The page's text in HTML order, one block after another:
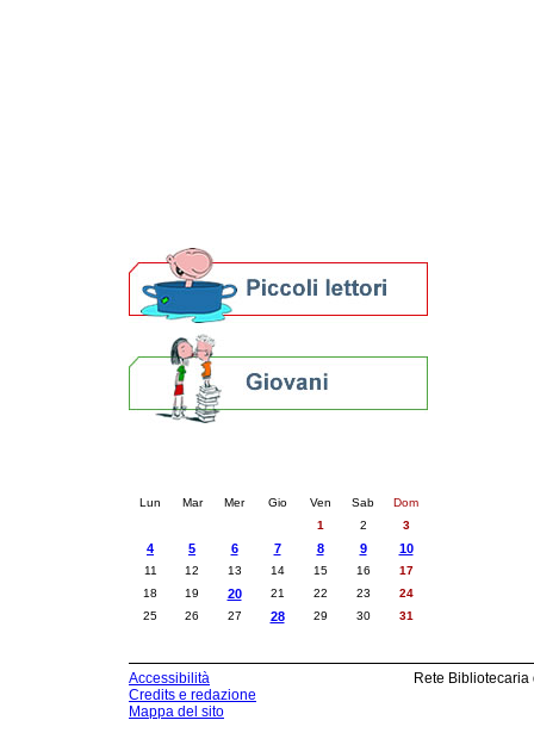
Lun Mar Mer Gio Ven Sab
Dom
1
2 3
4 5 6 7 8 9 10
11 12 13 14 15 16
17
18
19 20 21 22 23
24
25
26 27 28 29 30 31
Accessibilità
Credits e redazione
Mappa del sito
Rete